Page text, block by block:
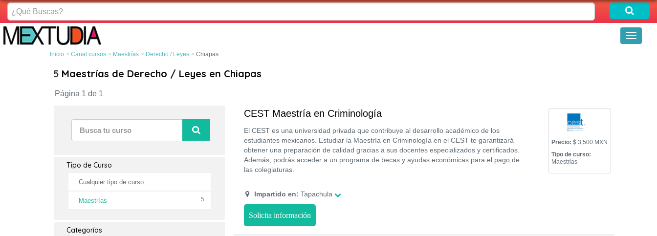
¿Qué
Buscas?
Toggle
Inicio Canal cursos Maestrías Derecho / Leyes Chiapas
5 Maestrías de Derecho / Leyes en Chiapas
Página 1 de 1
Tipo de Curso
Cualquier tipo de curso
Maestrías 5
Categorías
CEST Maestría en Criminología
El CEST es una universidad privada que contribuye al desarrollo académico de los
estudiantes mexicanos. Estudiar la Maestría en Criminología en el CEST te garantizará
obtener una preparación de calidad gracias a sus docentes especializados y certificados.
Además, podrás acceder a un programa de becas y ayudas económicas para el pago de
las colegiaturas.
Impartido en: Tapachula
Precio: $ 3,500 MXN
Tipo de curso:
Maestrias
Solicita información